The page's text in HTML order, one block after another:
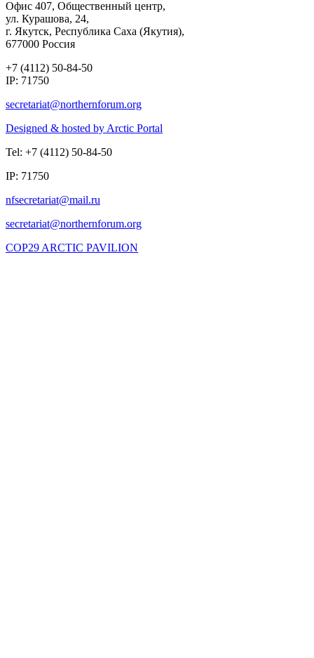
Офис 407, Общественный центр,
ул. Курашова, 24,
г. Якутск, Республика Саха (Якутия),
677000 Россия
+7 (4112) 50-84-50
IP: 71750
Designed & hosted by Arctic Portal
Tel: +7 (4112) 50-84-50
IP: 71750
COP29 ARCTIC PAVILION